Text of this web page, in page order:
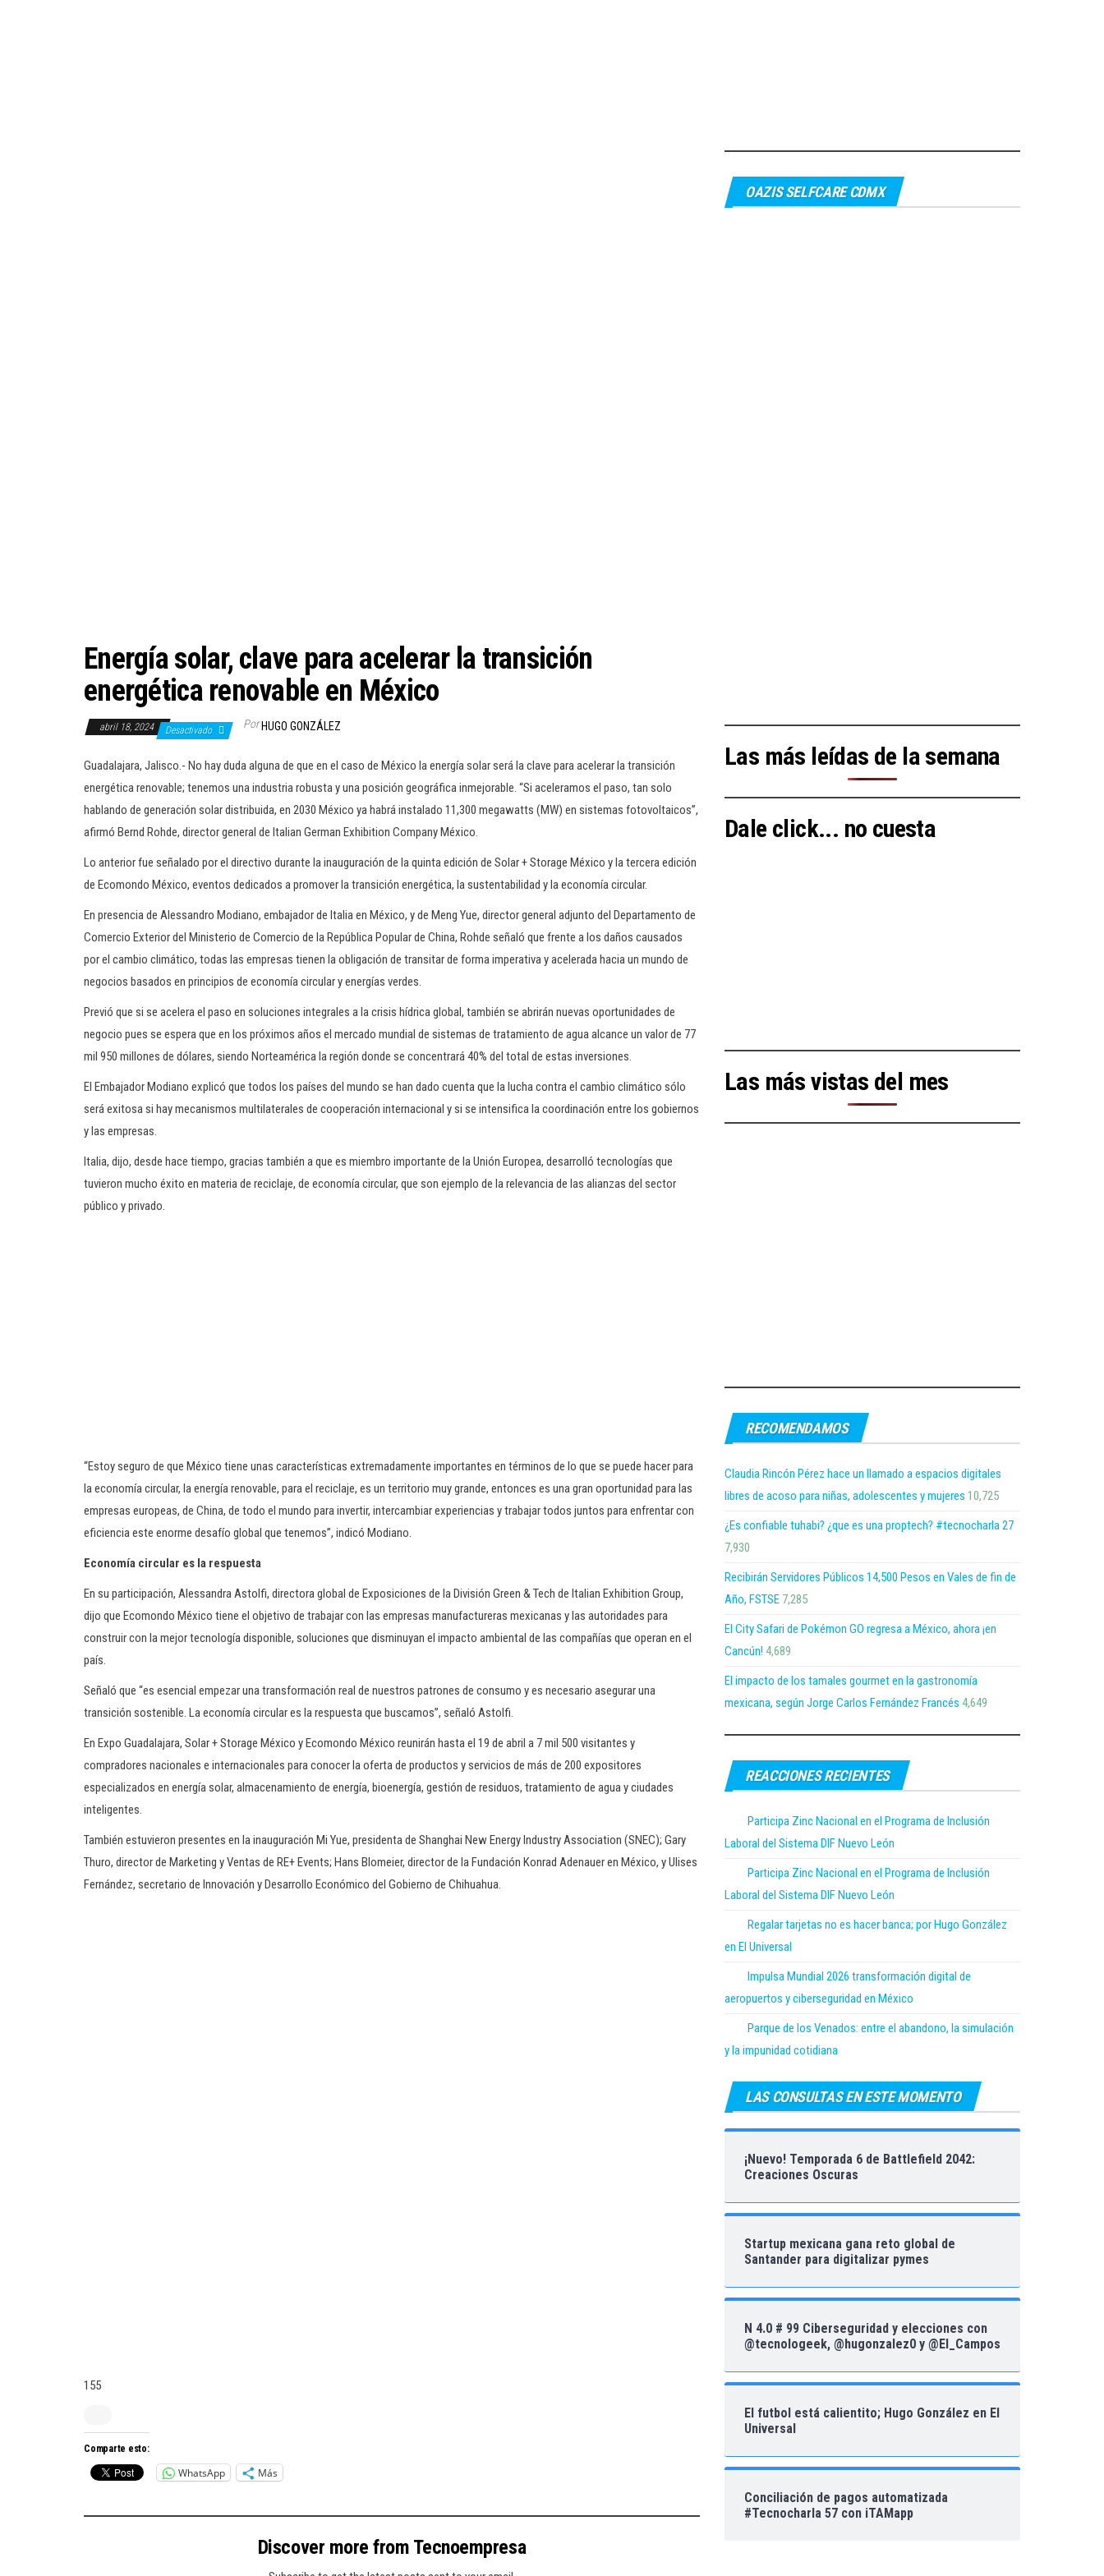
Energía solar, clave para acelerar la transición
energética renovable en México
abril 18, 2024 Desactivado Por HUGO GONZÁLEZ
Guadalajara, Jalisco.- No hay duda alguna de que en el caso de México la energía solar será la clave para acelerar la transición
energética renovable; tenemos una industria robusta y una posición geográfica inmejorable. “Si aceleramos el paso, tan solo
hablando de generación solar distribuida, en 2030 México ya habrá instalado 11,300 megawatts (MW) en sistemas fotovoltaicos”,
afirmó Bernd Rohde, director general de Italian German Exhibition Company México.
Lo anterior fue señalado por el directivo durante la inauguración de la quinta edición de Solar + Storage México y la tercera edición
de Ecomondo México, eventos dedicados a promover la transición energética, la sustentabilidad y la economía circular.
En presencia de Alessandro Modiano, embajador de Italia en México, y de Meng Yue, director general adjunto del Departamento de
Comercio Exterior del Ministerio de Comercio de la República Popular de China, Rohde señaló que frente a los daños causados
por el cambio climático, todas las empresas tienen la obligación de transitar de forma imperativa y acelerada hacia un mundo de
negocios basados en principios de economía circular y energías verdes.
Previó que si se acelera el paso en soluciones integrales a la crisis hídrica global, también se abrirán nuevas oportunidades de
negocio pues se espera que en los próximos años el mercado mundial de sistemas de tratamiento de agua alcance un valor de 77
mil 950 millones de dólares, siendo Norteamérica la región donde se concentrará 40% del total de estas inversiones.
El Embajador Modiano explicó que todos los países del mundo se han dado cuenta que la lucha contra el cambio climático sólo
será exitosa si hay mecanismos multilaterales de cooperación internacional y si se intensifica la coordinación entre los gobiernos
y las empresas.
Italia, dijo, desde hace tiempo, gracias también a que es miembro importante de la Unión Europea, desarrolló tecnologías que
tuvieron mucho éxito en materia de reciclaje, de economía circular, que son ejemplo de la relevancia de las alianzas del sector
público y privado.
“Estoy seguro de que México tiene unas características extremadamente importantes en términos de lo que se puede hacer para
la economía circular, la energía renovable, para el reciclaje, es un territorio muy grande, entonces es una gran oportunidad para las
empresas europeas, de China, de todo el mundo para invertir, intercambiar experiencias y trabajar todos juntos para enfrentar con
eficiencia este enorme desafío global que tenemos”, indicó Modiano.
Economía circular es la respuesta
En su participación, Alessandra Astolfi, directora global de Exposiciones de la División Green & Tech de Italian Exhibition Group,
dijo que Ecomondo México tiene el objetivo de trabajar con las empresas manufactureras mexicanas y las autoridades para
construir con la mejor tecnología disponible, soluciones que disminuyan el impacto ambiental de las compañías que operan en el
país.
Señaló que “es esencial empezar una transformación real de nuestros patrones de consumo y es necesario asegurar una
transición sostenible. La economía circular es la respuesta que buscamos”, señaló Astolfi.
En Expo Guadalajara, Solar + Storage México y Ecomondo México reunirán hasta el 19 de abril a 7 mil 500 visitantes y
compradores nacionales e internacionales para conocer la oferta de productos y servicios de más de 200 expositores
especializados en energía solar, almacenamiento de energía, bioenergía, gestión de residuos, tratamiento de agua y ciudades
inteligentes.
También estuvieron presentes en la inauguración Mi Yue, presidenta de Shanghai New Energy Industry Association (SNEC); Gary
Thuro, director de Marketing y Ventas de RE+ Events; Hans Blomeier, director de la Fundación Konrad Adenauer en México, y Ulises
Fernández, secretario de Innovación y Desarrollo Económico del Gobierno de Chihuahua.
155
Comparte esto:
WhatsApp Más
Discover more from Tecnoempresa
OAZIS SELFCARE CDMX
Las más leídas de la semana
Dale click... no cuesta
Las más vistas del mes
RECOMENDAMOS
Claudia Rincón Pérez hace un llamado a espacios digitales
libres de acoso para niñas, adolescentes y mujeres 10,725
¿Es confiable tuhabi? ¿que es una proptech? #tecnocharla 27
7,930
Recibirán Servidores Públicos 14,500 Pesos en Vales de fin de
Año, FSTSE 7,285
El City Safari de Pokémon GO regresa a México, ahora ¡en
Cancún! 4,689
El impacto de los tamales gourmet en la gastronomía
mexicana, según Jorge Carlos Fernández Francés 4,649
REACCIONES RECIENTES
Participa Zinc Nacional en el Programa de Inclusión
Laboral del Sistema DIF Nuevo León
Participa Zinc Nacional en el Programa de Inclusión
Laboral del Sistema DIF Nuevo León
Regalar tarjetas no es hacer banca; por Hugo González
en El Universal
Impulsa Mundial 2026 transformación digital de
aeropuertos y ciberseguridad en México
Parque de los Venados: entre el abandono, la simulación
y la impunidad cotidiana
LAS CONSULTAS EN ESTE MOMENTO
¡Nuevo! Temporada 6 de Battlefield 2042:
Creaciones Oscuras
Startup mexicana gana reto global de
Santander para digitalizar pymes
N 4.0 # 99 Ciberseguridad y elecciones con
@tecnologeek, @hugonzalez0 y @El_Campos
El futbol está calientito; Hugo González en El
Universal
Conciliación de pagos automatizada
#Tecnocharla 57 con iTAMapp